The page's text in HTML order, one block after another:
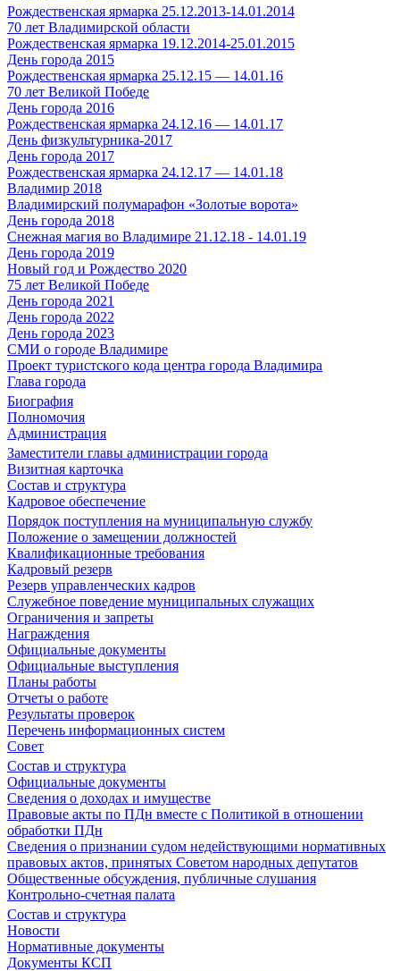
Рождественская ярмарка 25.12.2013-14.01.2014
70 лет Владимирской области
Рождественская ярмарка 19.12.2014-25.01.2015
День города 2015
Рождественская ярмарка 25.12.15 — 14.01.16
70 лет Великой Победе
День города 2016
Рождественская ярмарка 24.12.16 — 14.01.17
День физкультурника-2017
День города 2017
Рождественская ярмарка 24.12.17 — 14.01.18
Владимир 2018
Владимирский полумарафон «Золотые ворота»
День города 2018
Снежная магия во Владимире 21.12.18 - 14.01.19
День города 2019
Новый год и Рождество 2020
75 лет Великой Победе
День города 2021
День города 2022
День города 2023
СМИ о городе Владимире
Проект туристского кода центра города Владимира
Глава города
Биография
Полномочия
Администрация
Заместители главы администрации города
Визитная карточка
Состав и структура
Кадровое обеспечение
Порядок поступления на муниципальную службу
Положение о замещении должностей
Квалификационные требования
Кадровый резерв
Резерв управленческих кадров
Служебное поведение муниципальных служащих
Ограничения и запреты
Награждения
Официальные документы
Официальные выступления
Планы работы
Отчеты о работе
Результаты проверок
Перечень информационных систем
Совет
Состав и структура
Официальные документы
Сведения о доходах и имуществе
Правовые акты по ПДн вместе с Политикой в отношении
обработки ПДн
Сведения о признании судом недействующими нормативных
правовых актов, принятых Советом народных депутатов
Общественные обсуждения, публичные слушания
Контрольно-счетная палата
Состав и структура
Новости
Нормативные документы
Документы КСП